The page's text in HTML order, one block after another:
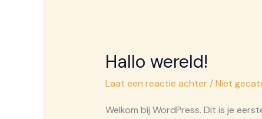
Hallo wereld!
Laat een reactie achter /Niet
Welkom bij WordPress. Dit is je